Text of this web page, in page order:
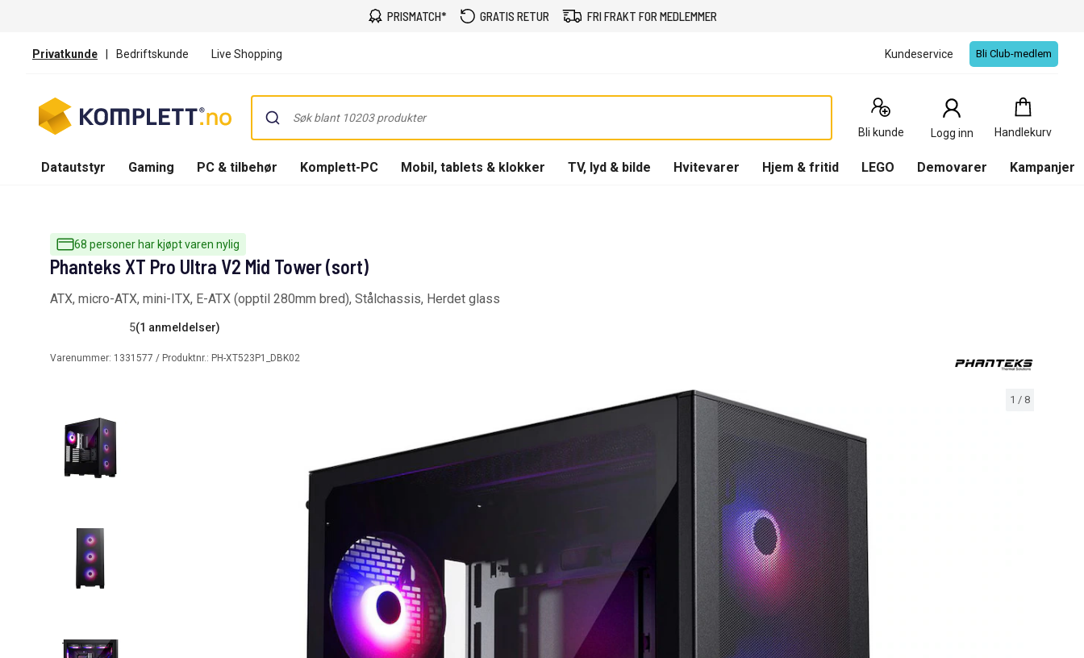
PRISMATCH* GRATIS RETUR FRI FRAKT FOR MEDLEMMER
Privatkunde | Bedriftskunde Live Shopping Kundeservice Bli Club-medlem
Bli kunde Logg inn Handlekurv
Handlekurv
0
Produkter
Datautstyr Gaming PC & tilbehør Komplett-PC Mobil, tablets & klokker TV, lyd & bilde Hvitevarer Hjem & fritid LEGO Demovarer Kampanjer
68 personer har kjøpt varen nylig
1 / 8
Phanteks XT Pro Ultra V2 Mid Tower (sort)
ATX, micro-ATX, mini-ITX, E-ATX (opptil 280mm bred), Stålchassis, Herdet glass
5(1 anmeldelser)
Varenummer: 1331577 / Produktnr.: PH-XT523P1_DBK02